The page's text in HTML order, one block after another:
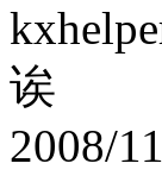
诶
2008/